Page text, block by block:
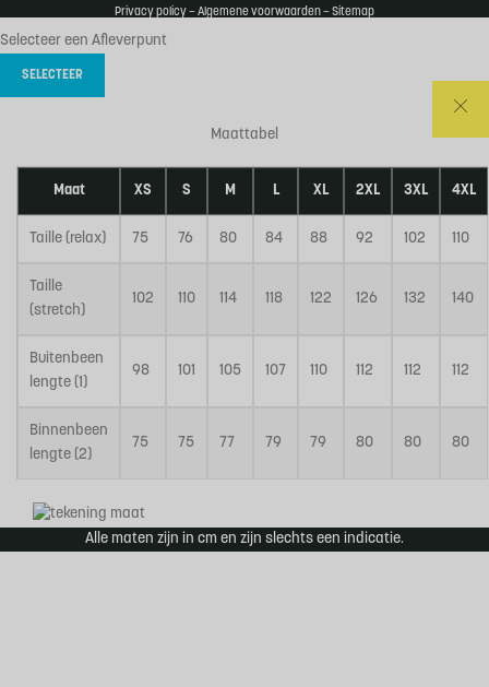
Privacy policy–Algemene voorwaarden –Sitemap
Selecteer een Afleverpunt
SELECTEER
Maattabel
Maat XS S M L XL 2XL 3XL 4XL
Taille (relax) 75 76 80 84 88 92 102 110
Taille
(stretch)
102 110 114 118 122 126 132 140
Buitenbeen
lengte (1)
98 101 105 107 110 112 112 112
Binnenbeen
lengte (2)
75 75 77 79 79 80 80 80
Alle maten zijn in cm en zijn slechts een indicatie.